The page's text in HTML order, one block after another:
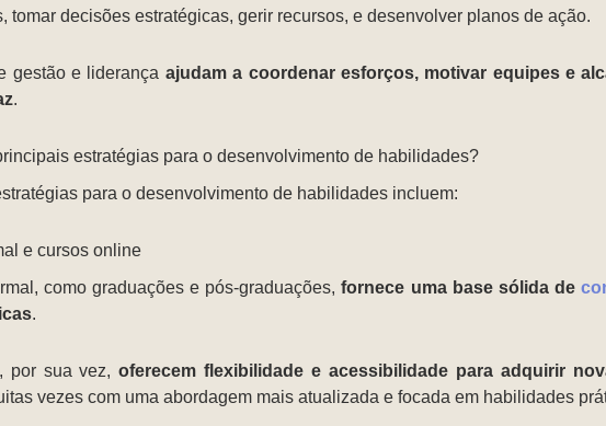
tomar decisões estratégicas, gerir recursos, e desenvolver planos de ação.
gestão e liderança ajudam a coordenar esforços, motivar equipes e
.
estratégias para o desenvolvimento de habilidades?
para o desenvolvimento de habilidades incluem:
e cursos online
como graduações e pós-graduações,fornece uma base sólida de
.
por sua vez,oferecem flexibilidade e acessibilidade para adquirir
vezes com uma abordagem mais atualizada e focada em habilidades